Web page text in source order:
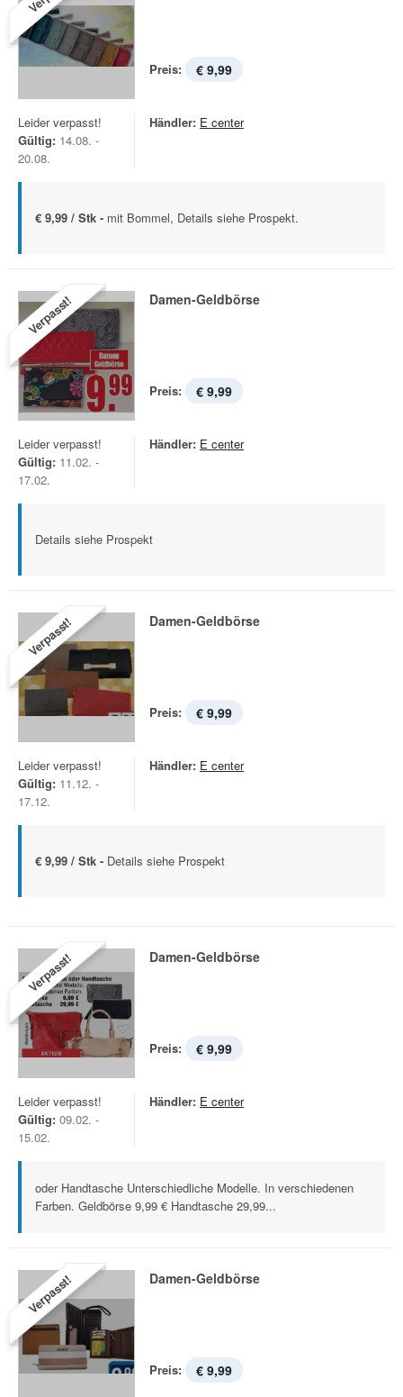
Preis: € 9,99
Leider verpasst!
Gültig: 14.08. -
20.08.
Händler: E center
€ 9,99 / Stk - mit Bommel, Details siehe Prospekt.
Verpasst! Damen-Geldbörse
Preis: € 9,99
Leider verpasst!
Gültig: 11.02. -
17.02.
Händler: E center
Details siehe Prospekt
Verpasst! Damen-Geldbörse
Preis: € 9,99
Leider verpasst!
Gültig: 11.12. -
17.12.
Händler: E center
€ 9,99 / Stk - Details siehe Prospekt
Verpasst! Damen-Geldbörse
Preis: € 9,99
Leider verpasst!
Gültig: 09.02. -
15.02.
Händler: E center
oder Handtasche Unterschiedliche Modelle. In verschiedenen
Farben. Geldbörse 9,99 € Handtasche 29,99...
Verpasst! Damen-Geldbörse
Preis: € 9,99